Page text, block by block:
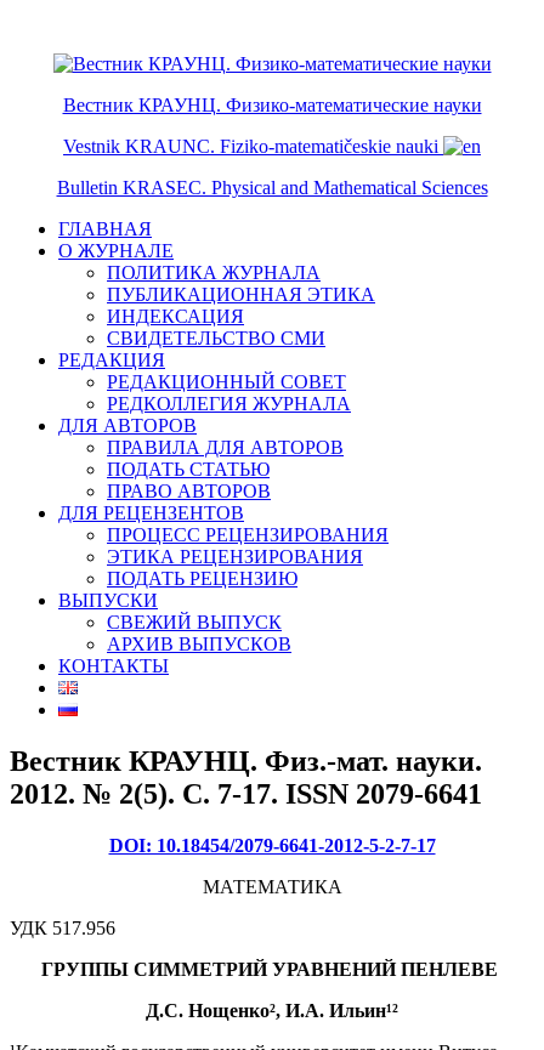
Вестник КРАУНЦ. Физико-математические науки
Vestnik KRAUNC. Fiziko-matematičeskie nauki
Bulletin KRASEC. Physical and Mathematical Sciences
ГЛАВНАЯ
О ЖУРНАЛЕ
ПОЛИТИКА ЖУРНАЛА
ПУБЛИКАЦИОННАЯ ЭТИКА
ИНДЕКСАЦИЯ
СВИДЕТЕЛЬСТВО СМИ
РЕДАКЦИЯ
РЕДАКЦИОННЫЙ СОВЕТ
РЕДКОЛЛЕГИЯ ЖУРНАЛА
ДЛЯ АВТОРОВ
ПРАВИЛА ДЛЯ АВТОРОВ
ПОДАТЬ СТАТЬЮ
ПРАВО АВТОРОВ
ДЛЯ РЕЦЕНЗЕНТОВ
ПРОЦЕСС РЕЦЕНЗИРОВАНИЯ
ЭТИКА РЕЦЕНЗИРОВАНИЯ
ПОДАТЬ РЕЦЕНЗИЮ
ВЫПУСКИ
СВЕЖИЙ ВЫПУСК
АРХИВ ВЫПУСКОВ
КОНТАКТЫ
Вестник КРАУНЦ. Физ.-мат. науки.
2012. № 2(5). C. 7-17. ISSN 2079-6641
DOI: 10.18454/2079-6641-2012-5-2-7-17
МАТЕМАТИКА
УДК 517.956
ГРУППЫ СИММЕТРИЙ УРАВНЕНИЙ ПЕНЛЕВЕ
Д.С. Нощенко², И.А. Ильин¹²